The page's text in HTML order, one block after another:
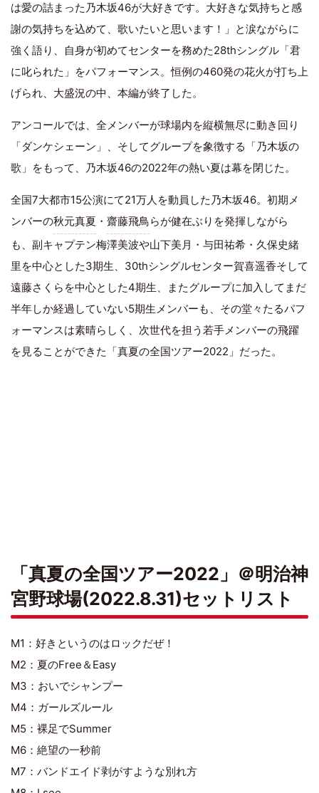
は愛の詰まった乃木坂46が大好きです。大好きな気持ちと感
謝の気持ちを込めて、歌いたいと思います！」と涙ながらに
強く語り、自身が初めてセンターを務めた28thシングル「君
に叱られた」をパフォーマンス。恒例の460発の花火が打ち上
げられ、大盛況の中、本編が終了した。
アンコールでは、全メンバーが球場内を縦横無尽に動き回り
「ダンケシェーン」、そしてグループを象徴する「乃木坂の
歌」をもって、乃木坂46の2022年の熱い夏は幕を閉じた。
全国7大都市15公演にて21万人を動員した乃木坂46。初期メ
ンバーの秋元真夏 ・ 齋藤飛鳥らが健在ぶりを発揮しながら
も、副キャプテン梅澤美波や山下美月・与田祐希・久保史緒
里を中心とした3期生、30thシングルセンター賀喜遥香そして
遠藤さくらを中心とした4期生、またグループに加入してまだ
半年しか経過していない5期生メンバーも、その堂々たるパフ
ォーマンスは素晴らしく、次世代を担う若手メンバーの飛躍
を見ることができた「真夏の全国ツアー2022」だった。
「真夏の全国ツアー2022」＠明治神
宮野球場(2022.8.31)セットリスト
M1：好きというのはロックだぜ！
M2：夏のFree＆Easy
M3：おいでシャンプー
M4：ガールズルール
M5：裸足でSummer
M6：絶望の一秒前
M7：バンドエイド剥がすような別れ方